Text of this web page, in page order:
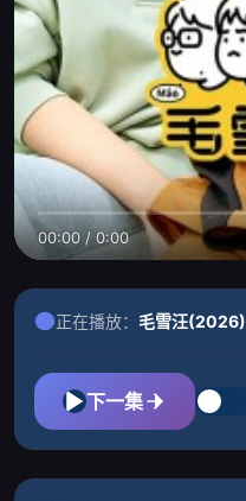
00:00/0:00
正在播放： 毛雪汪(2026)
下一集